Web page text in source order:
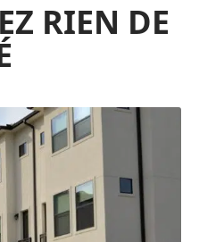
RIEN DE